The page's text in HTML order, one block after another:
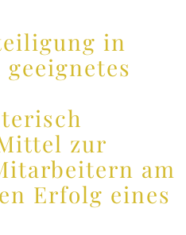
in
zur
am
Erfolg eines